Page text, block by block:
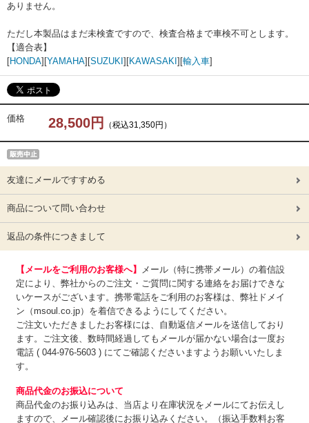
ありません。
ただし本製品はまだ未検査ですので、検査合格まで車検不可とします。
【適合表】
[HONDA][YAMAHA][SUZUKI ][KAWASAKI ][輸入車]
価格 28,500円 （税込31,350円）
友達にメールですすめる
商品について問い合わせ
返品の条件につきまして
【メールをご利用のお客様へ】
メール（特に携帯メール）の着信設
定により、弊社からのご注文・ご質問に関する連絡をお届けできな
いケースがございます。携帯電話をご利用のお客様は、弊社ドメイ
ン（msoul.co.jp）を着信できるようにしてください。
ご注文いただきましたお客様には、自動返信メールを送信しており
ます。ご注文後、数時間経過してもメールが届かない場合は一度お
電話 ( 044-976-5603 ) にてご確認くださいますようお願いいたしま
す。
商品代金のお振込について
商品代金のお振り込みは、 当店より在庫状況をメールにてお伝えし
ますので、メール確認後にお振り込みください。（振込手数料お客